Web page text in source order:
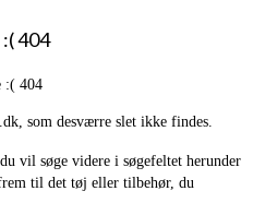
404
:( 404
som desværre slet ikke findes.
vil søge videre i søgefeltet herunder
til det tøj eller tilbehør, du